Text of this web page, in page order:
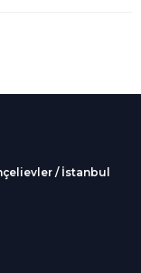
/ İstanbul